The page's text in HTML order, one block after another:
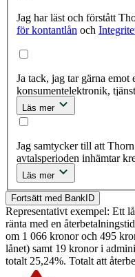
Jag har läst och förstått
för kontantlån och
Ja tack, jag tar gärna emot
konsumentelektronik,
post, SMS och brev från
AB får använda insamlade
adress, e-post,
samt inköps- och
marknadsföring och
Messenger, Instagram,
Googles söknätverk. Du
samtycke (läs mer i
Läs mer
Jag samtycker till att
avtalsperioden inhämtar
information från
Svenska AB använder
profilering, i samband
har för
upplysningar om namn,
personnummer.
Läs mer
Fortsätt med BankID
Representativt exempel: Ett
ränta med en
om 1 066 kronor och 495
lånet) samt 19 kronor i
totalt 25,24%. Totalt att